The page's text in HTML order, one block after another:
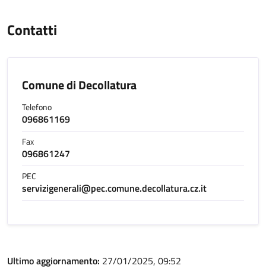
Contatti
Comune di Decollatura
Telefono
096861169
Fax
096861247
PEC
servizigenerali@pec.comune.decollatura.cz.it
Ultimo aggiornamento: 27/01/2025, 09:52